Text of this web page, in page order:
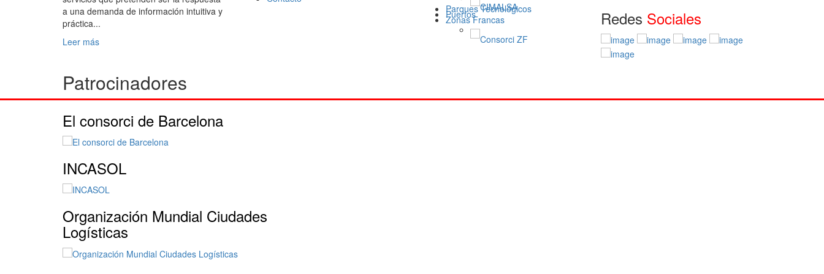
a una demanda de información intuitiva y
práctica...
Leer más
CIMALSA
Parques Tecnológicos
Puertos
Zonas Francas
Consorci ZF
Redes Sociales
Patrocinadores
El consorci de Barcelona
INCASOL
Organización Mundial Ciudades
Logísticas